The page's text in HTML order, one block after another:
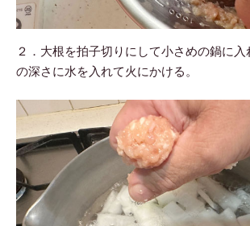
２．大根を拍子切りにして小さめの鍋に
の深さに水を入れて火にかける。